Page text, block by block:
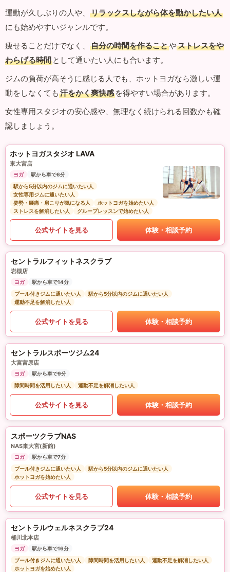
運動が久しぶりの人や、
リラックスしながら体を動かしたい人
にも始めやすいジャンルです。
痩せることだけでなく、
自分の時間を作ることやストレスをや
わらげる時間 として通いたい人にも合います。
ジムの負荷が高そうに感じる人でも、ホットヨガなら激しい運
動をしなくても 汗をかく爽快感 を得やすい場合があります。
女性専用スタジオの安心感や、無理なく続けられる回数かも確
認しましょう。
ホットヨガスタジオ LAVA
東大宮店
ヨガ
駅から車で6分
駅から5分以内のジムに通いたい人
女性専用ジムに通いたい人
姿勢・腰痛・肩こりが気になる人
ホットヨガを始めたい人
ストレスを解消したい人
グループレッスンで始めたい人
公式サイトを見る 体験・相談予約
セントラルフィットネスクラブ
岩槻店
ヨガ
駅から車で14分
プール付きジムに通いたい人
駅から5分以内のジムに通いたい人
運動不足を解消したい人
公式サイトを見る 体験・相談予約
セントラルスポーツジム24
大宮宮原店
ヨガ
駅から車で9分
隙間時間を活用したい人
運動不足を解消したい人
公式サイトを見る 体験・相談予約
スポーツクラブNAS
NAS東大宮(新館)
ヨガ
駅から車で7分
プール付きジムに通いたい人
駅から5分以内のジムに通いたい人
ホットヨガを始めたい人
公式サイトを見る 体験・相談予約
セントラルウェルネスクラブ24
桶川北本店
ヨガ
駅から車で16分
プール付きジムに通いたい人
隙間時間を活用したい人
運動不足を解消したい人
ホットヨガを始めたい人